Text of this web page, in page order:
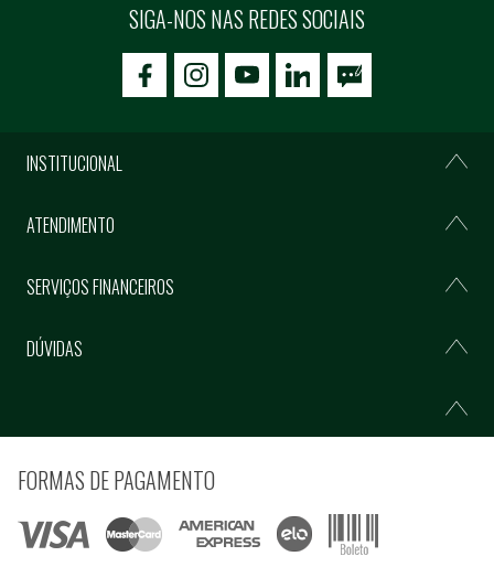
SIGA-NOS NAS REDES SOCIAIS
icon-facebookicon-social02icon-social03
INSTITUCIONAL
ATENDIMENTO
SERVIÇOS FINANCEIROS
DÚVIDAS
FORMAS DE PAGAMENTO